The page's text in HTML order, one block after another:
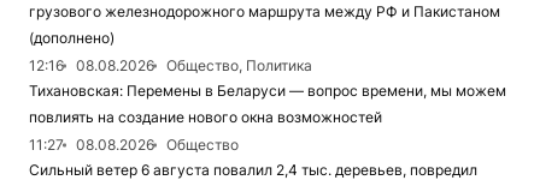
грузового железнодорожного маршрута между РФ и Пакистаном
(дополнено)
12:16
08.08.2026
Общество, Политика
Тихановская: Перемены в Беларуси — вопрос времени, мы можем
повлиять на создание нового окна возможностей
11:27
08.08.2026
Общество
Сильный ветер 6 августа повалил 2,4 тыс. деревьев, повредил